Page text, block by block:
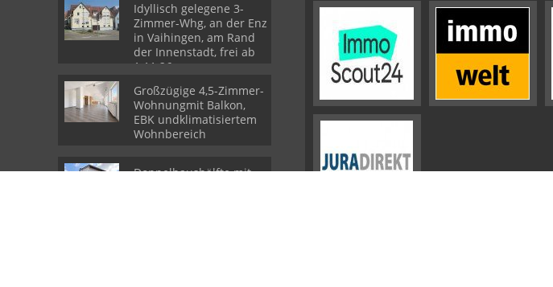
Idyllisch gelegene 3-
Zimmer-Whg, an der Enz
in Vaihingen, am Rand
der Innenstadt, frei ab
1.11.26
Großzügige 4,5-Zimmer-
Wohnungmit Balkon,
EBK undklimatisiertem
Wohnbereich
Doppelhaushälfte mit